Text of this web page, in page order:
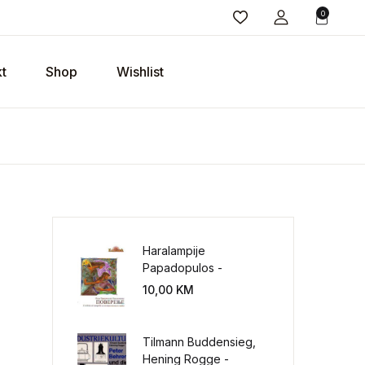
0
Shop Wishlist
Haralampije
Papadopulos -
Poverenje: sloboda od
10,00 KM
Tilmann Buddensieg,
Hening Rogge -